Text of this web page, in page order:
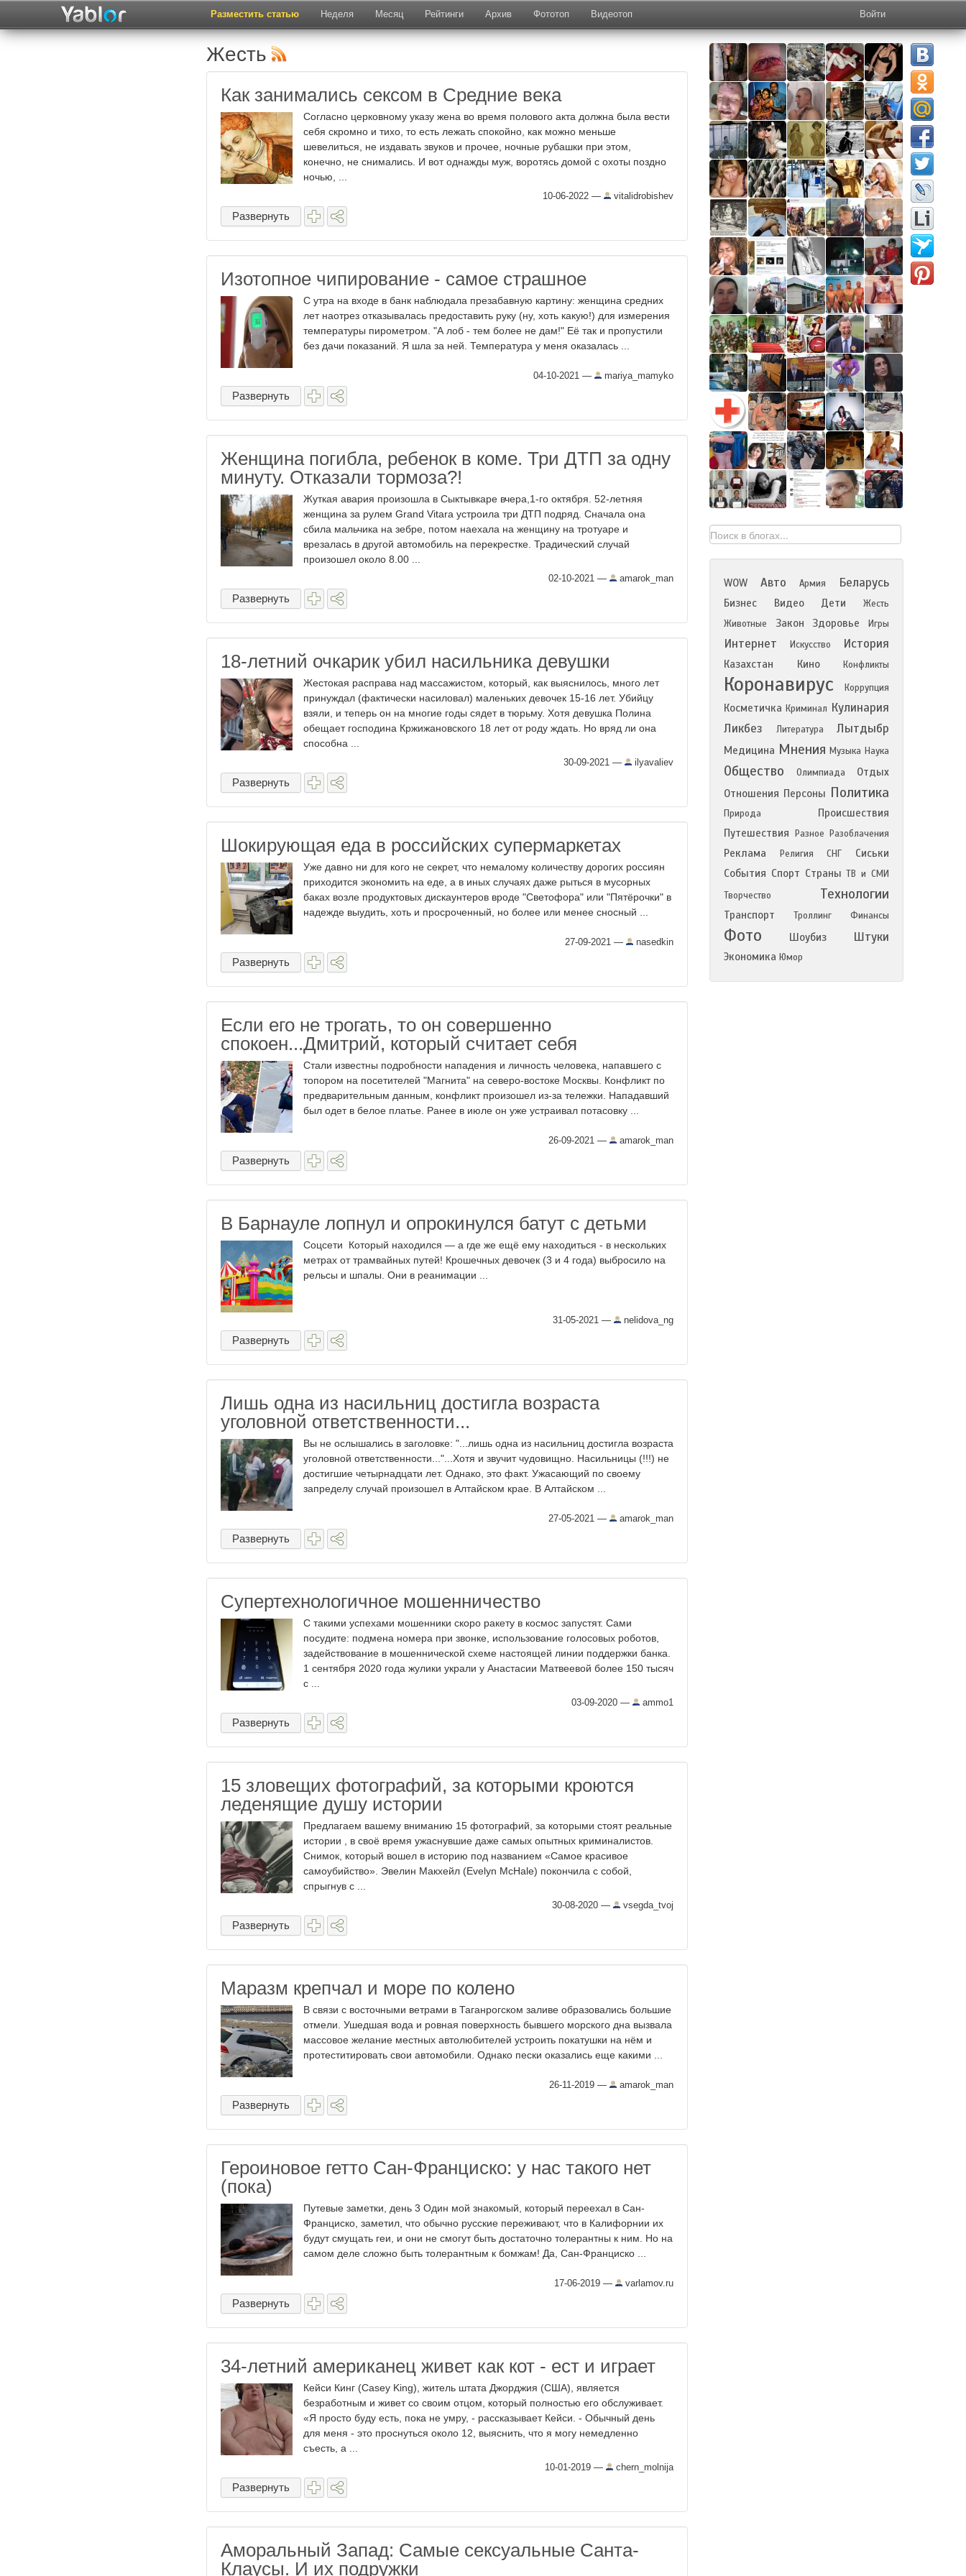
Разместить статью Неделя Месяц Рейтинги Архив Фототоп Видеотоп Войти
Жесть
Как занимались сексом в Средние века
Согласно церковному указу жена во время полового акта должна была вести
себя скромно и тихо, то есть лежать спокойно, как можно меньше
шевелиться, не издавать звуков и прочее, ночные рубашки при этом,
конечно, не снимались. И вот однажды муж, воротясь домой с охоты поздно
ночью, ...
10-06-2022 — vitalidrobishev
Развернуть
Изотопное чипирование - самое страшное
С утра на входе в банк наблюдала презабавную картину: женщина средних
лет наотрез отказывалась предоставить руку (ну, хоть какую!) для измерения
температуры пирометром. "А лоб - тем более не дам!" Её так и пропустили
без дачи показаний. Я шла за ней. Температура у меня оказалась ...
04-10-2021 — mariya_mamyko
Развернуть
Женщина погибла, ребенок в коме. Три ДТП за одну
минуту. Отказали тормоза?!
Жуткая авария произошла в Сыктывкаре вчера,1-го октября. 52-летняя
женщина за рулем Grand Vitara устроила три ДТП подряд. Сначала она
сбила мальчика на зебре, потом наехала на женщину на тротуаре и
врезалась в другой автомобиль на перекрестке. Традический случай
произошел около 8.00 ...
02-10-2021 — amarok_man
Развернуть
18-летний очкарик убил насильника девушки
Жестокая расправа над массажистом, который, как выяснилось, много лет
принуждал (фактически насиловал) маленьких девочек 15-16 лет. Убийцу
взяли, и теперь он на многие годы сядет в тюрьму. Хотя девушка Полина
обещает господина Кржижановского 18 лет от роду ждать. Но вряд ли она
способна ...
30-09-2021 — ilyavaliev
Развернуть
Шокирующая еда в российских супермаркетах
Уже давно ни для кого не секрет, что немалому количеству дорогих россиян
приходится экономить на еде, а в иных случаях даже рыться в мусорных
баках возле продуктовых дискаунтеров вроде "Светофора" или "Пятёрочки" в
надежде выудить, хоть и просроченный, но более или менее сносный ...
27-09-2021 — nasedkin
Развернуть
Если его не трогать, то он совершенно
спокоен...Дмитрий, который считает себя
Стали известны подробности нападения и личность человека, напавшего с
топором на посетителей "Магнита" на северо-востоке Москвы. Конфликт по
предварительным данным, конфликт произошел из-за тележки. Нападавший
был одет в белое платье. Ранее в июле он уже устраивал потасовку ...
26-09-2021 — amarok_man
Развернуть
В Барнауле лопнул и опрокинулся батут с детьми
Соцсети Который находился — а где же ещё ему находиться - в нескольких
метрах от трамвайных путей! Крошечных девочек (3 и 4 года) выбросило на
рельсы и шпалы. Они в реанимации ...
31-05-2021 — nelidova_ng
Развернуть
Лишь одна из насильниц достигла возраста
уголовной ответственности...
Вы не ослышались в заголовке: "...лишь одна из насильниц достигла возраста
уголовной ответственности..."...Хотя и звучит чудовищно. Насильницы (!!!) не
достигшие четырнадцати лет. Однако, это факт. Ужасающий по своему
запределу случай произошел в Алтайском крае. В Алтайском ...
27-05-2021 — amarok_man
Развернуть
Супертехнологичное мошенничество
С такими успехами мошенники скоро ракету в космос запустят. Сами
посудите: подмена номера при звонке, использование голосовых роботов,
задействование в мошеннической схеме настоящей линии поддержки банка.
1 сентября 2020 года жулики украли у Анастасии Матвеевой более 150 тысяч
с ...
03-09-2020 — ammo1
Развернуть
15 зловещих фотографий, за которыми кроются
леденящие душу истории
Предлагаем вашему вниманию 15 фотографий, за которыми стоят реальные
истории , в своё время ужаснувшие даже самых опытных криминалистов.
Снимок, который вошел в историю под названием «Самое красивое
самоубийство». Эвелин Макхейл (Evelyn McHale) покончила с собой,
спрыгнув с ...
30-08-2020 — vsegda_tvoj
Развернуть
Маразм крепчал и море по колено
В связи с восточными ветрами в Таганрогском заливе образовались большие
отмели. Ушедшая вода и ровная поверхность бывшего морского дна вызвала
массовое желание местных автолюбителей устроить покатушки на нём и
протеститировать свои автомобили. Однако пески оказались еще какими ...
26-11-2019 — amarok_man
Развернуть
Героиновое гетто Сан-Франциско: у нас такого нет
(пока)
Путевые заметки, день 3 Один мой знакомый, который переехал в Сан-
Франциско, заметил, что обычно русские переживают, что в Калифорнии их
будут смущать геи, и они не смогут быть достаточно толерантны к ним. Но на
самом деле сложно быть толерантным к бомжам! Да, Сан-Франциско ...
17-06-2019 — varlamov.ru
Развернуть
34-летний американец живет как кот - ест и играет
Кейси Кинг (Casey King), житель штата Джорджия (США), является
безработным и живет со своим отцом, который полностью его обслуживает.
«Я просто буду есть, пока не умру, - рассказывает Кейси. - Обычный день
для меня - это проснуться около 12, выяснить, что я могу немедленно
съесть, а ...
10-01-2019 — chern_molnija
Развернуть
Аморальный Запад: Самые сексуальные Санта-
Клаусы. И их подружки
WOW Авто Армия Беларусь
Бизнес Видео Дети
Жесть
Животные
Закон Здоровье Игры
Интернет Искусство История
Казахстан Кино Конфликты
Коронавирус Коррупция
Косметичка Криминал Кулинария
Ликбез
Литература Лытдыбр
Медицина Мнения Музыка Наука
Общество Олимпиада
Отдых
Отношения Персоны Политика
Природа
Происшествия
Путешествия
Разное Разоблачения
Реклама Религия СНГ
Сиськи
События Спорт Страны ТВ и СМИ
Творчество
Технологии
Транспорт Троллинг Финансы
Фото Шоубиз Штуки
Экономика Юмор